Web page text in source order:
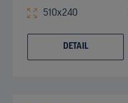
510x240
DETAIL